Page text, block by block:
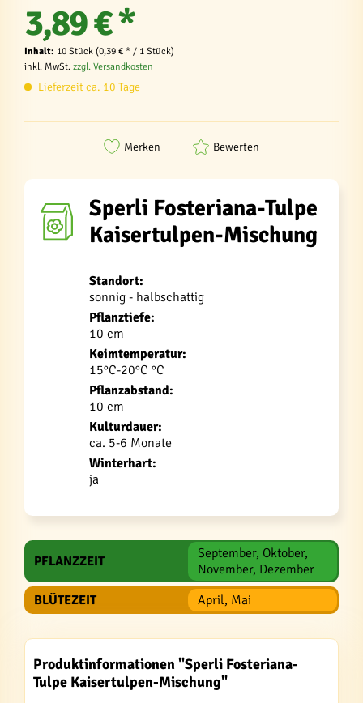
3,89 € *
Inhalt: 10 Stück (0,39 € * / 1 Stück)
inkl. MwSt. zzgl. Versandkosten
Lieferzeit ca. 10 Tage
Merken Bewerten
Sperli Fosteriana-Tulpe
Kaisertulpen-Mischung
Standort:
sonnig - halbschattig
Pflanztiefe:
10 cm
Keimtemperatur:
15°C-20°C °C
Pflanzabstand:
10 cm
Kulturdauer:
ca. 5-6 Monate
Winterhart:
ja
PFLANZZEIT
September, Oktober,
November, Dezember
BLÜTEZEIT
April, Mai
Produktinformationen "Sperli Fosteriana-
Tulpe Kaisertulpen-Mischung"